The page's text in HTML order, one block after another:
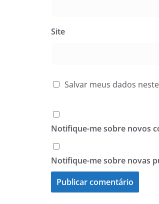
Site
Salvar meus dados
Notifique-me sobre novos
Notifique-me sobre novas